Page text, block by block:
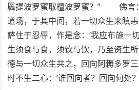
羼提波罗蜜取檀波罗蜜？” 佛言
道场，于其中间，若一切众生来瞋
萨住于忍辱，作是念：‘我应布施一
生须食与食，须饮与饮，乃至资生
德与一切众生共之，回向阿耨多罗
时不生二心：‘谁回向者？回向何处